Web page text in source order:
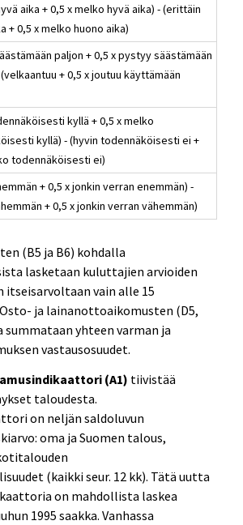
aika + 0,5 x melko hyvä aika) - (erittäin
+ 0,5 x melko huono aika)
paljon + 0,5 x pystyy säästämään
+ 0,5 x joutuu käyttämään
kyllä + 0,5 x melko
kyllä) - (hyvin todennäköisesti ei +
todennäköisesti ei)
+ 0,5 x jonkin verran enemmän) -
+ 0,5 x jonkin verran vähemmän)
(B5 ja B6) kohdalla
lasketaan kuluttajien arvioiden
itseisarvoltaan vain alle 15
ja lainanottoaikomusten (D5,
summataan yhteen varman ja
vastausosuudet.
(A1) tiivistää
taloudesta.
on neljän saldoluvun
oma ja Suomen talous,
(kaikki seur. 12 kk). Tätä uutta
on mahdollista laskea
1995 saakka. Vanhassa